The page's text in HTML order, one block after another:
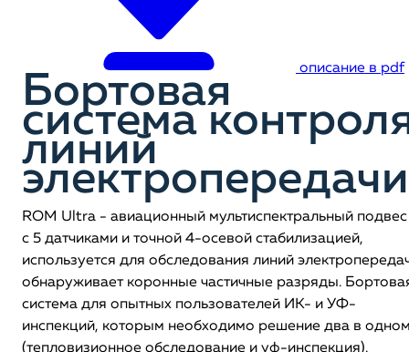
описание в pdf
Бортовая
система
линий
электропередачи
ROM Ultra - авиационный мультиспектральный подвес
с 5 датчиками и точной 4-осевой стабилизацией,
используется для обследования линий
обнаруживает коронные частичные разряды.
система для опытных пользователей ИК- и УФ-
инспекций, которым необходимо решение два в
(тепловизионное обследование и уф-инспекция).